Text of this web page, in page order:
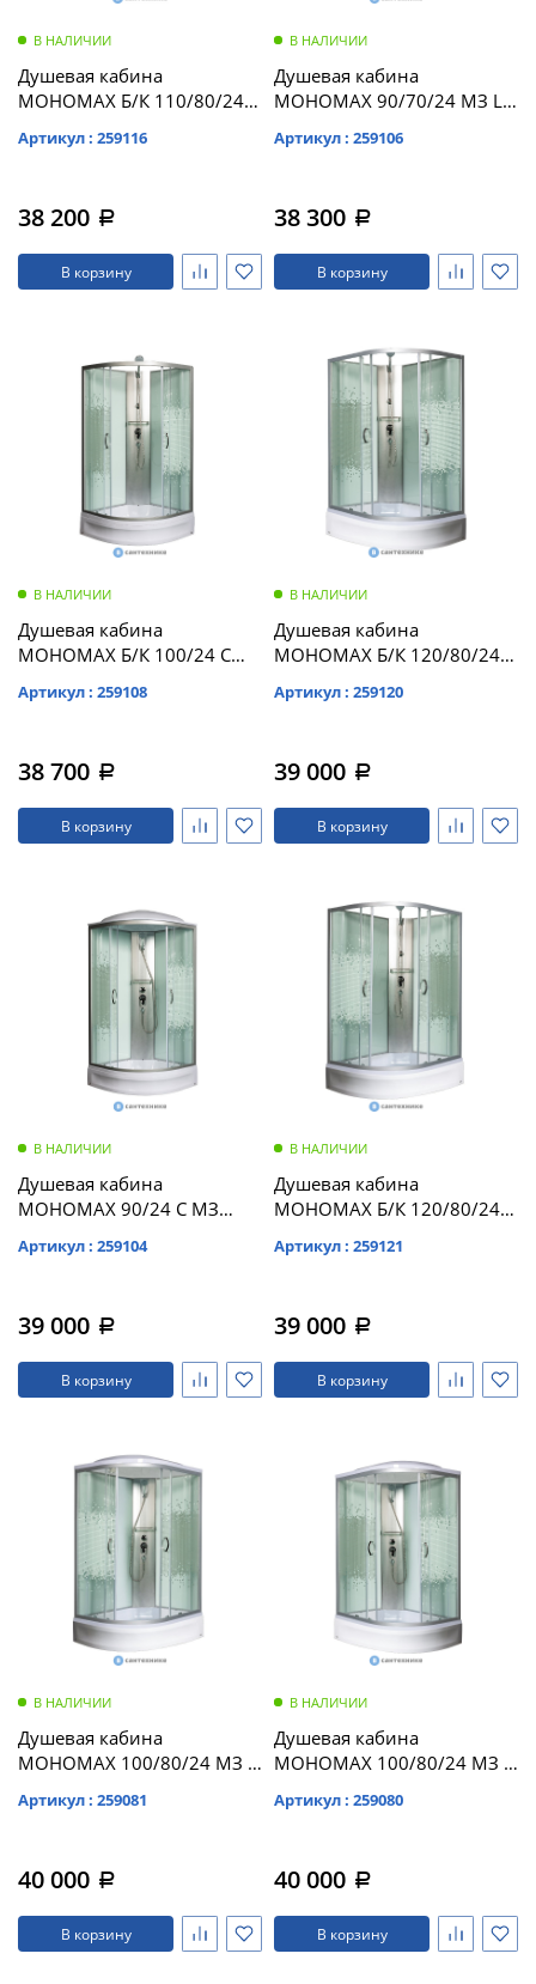
В НАЛИЧИИ
Душевая кабина
МОНОМАХ Б/К 110/80/24
1100*800*2060,
Артикул : 259116
38 200 a
В корзину
В НАЛИЧИИ
Душевая кабина
МОНОМАХ 90/70/24 МЗ L
асимметричная
Артикул : 259106
38 300 a
В корзину
В НАЛИЧИИ
Душевая кабина
МОНОМАХ Б/К 100/24 С
1000*1000*2060, полукруг
Артикул : 259108
38 700 a
В корзину
В НАЛИЧИИ
Душевая кабина
МОНОМАХ Б/К 120/80/24
асимметричная
Артикул : 259120
39 000 a
В корзину
В НАЛИЧИИ
Душевая кабина
МОНОМАХ 90/24 С МЗ
(10000005772)
Артикул : 259104
39 000 a
В корзину
В НАЛИЧИИ
Душевая кабина
МОНОМАХ Б/К 120/80/24
1200*800*2060,
Артикул : 259121
39 000 a
В корзину
В НАЛИЧИИ
Душевая кабина
МОНОМАХ 100/80/24 МЗ R
асимметричная
Артикул : 259081
40 000 a
В корзину
В НАЛИЧИИ
Душевая кабина
МОНОМАХ 100/80/24 МЗ L
асимметричная
Артикул : 259080
40 000 a
В корзину